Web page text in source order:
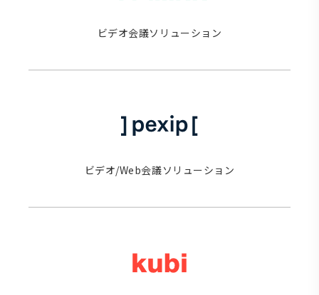
ビデオ会議ソリューション
ビデオ/Web会議ソリューション